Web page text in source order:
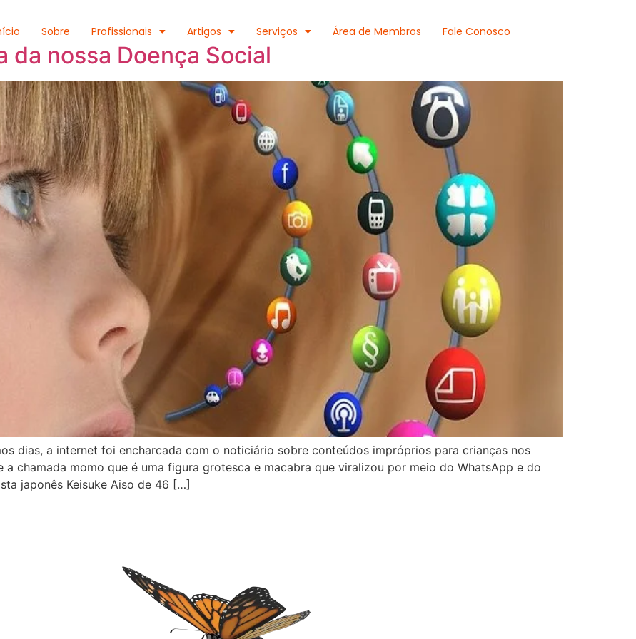
Sobre Profissionais Artigos Serviços Área de Membros Fale Conosco
da nossa Doença Social
dias, a internet foi encharcada com o noticiário sobre conteúdos impróprios para crianças nos
chamada momo que é uma figura grotesca e macabra que viralizou por meio do WhatsApp e do
japonês Keisuke Aiso de 46 […]